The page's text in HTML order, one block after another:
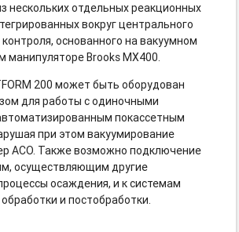
нескольких отдельных реакционных
вокруг центрального
основанного на вакуумном
манипуляторе Brooks MX400.
200 может быть оборудован
для работы с одиночными
покассетным
при этом вакуумирование
АСО. Также возможно подключение
осуществляющим другие
осаждения, и к системам
и постобработки.